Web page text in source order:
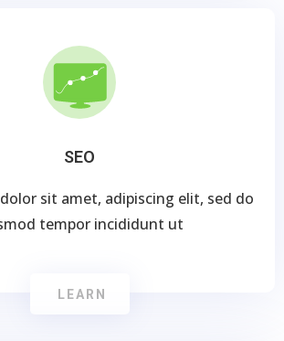
SEO
sit amet, adipiscing elit, sed do
tempor incididunt ut
LEARN